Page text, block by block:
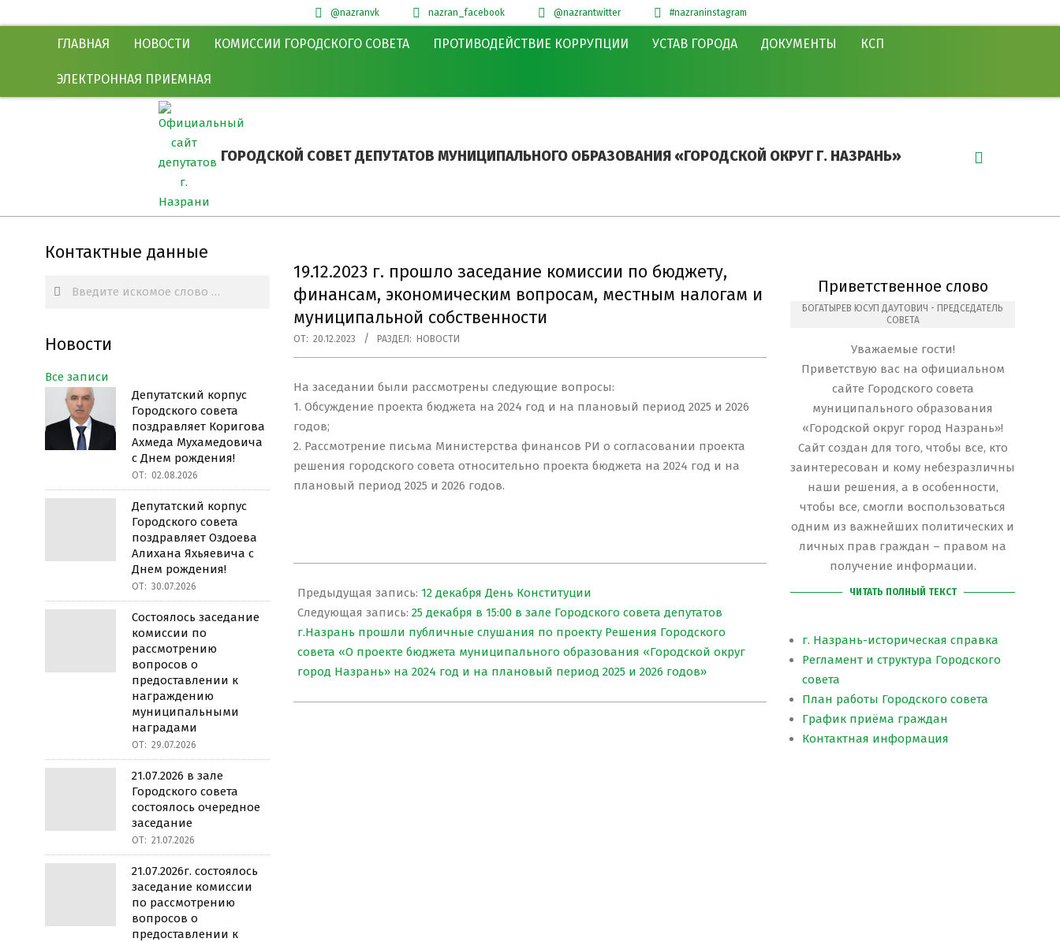
@nazranvk nazran_facebook @nazrantwitter #nazraninstagram
Menu
ГЛАВНАЯ НОВОСТИ КОМИССИИ ГОРОДСКОГО СОВЕТА ПРОТИВОДЕЙСТВИЕ КОРРУПЦИИ УСТАВ ГОРОДА ДОКУМЕНТЫ КСП
ЭЛЕКТРОННАЯ ПРИЕМНАЯ
ГОРОДСКОЙ СОВЕТ ДЕПУТАТОВ МУНИЦИПАЛЬНОГО ОБРАЗОВАНИЯ «ГОРОДСКОЙ ОКРУГ Г. НАЗРАНЬ»
19.12.2023 г. прошло заседание комиссии по бюджету,
финансам, экономическим вопросам, местным налогам и
муниципальной собственности
ОТ: 20.12.2023 РАЗДЕЛ: НОВОСТИ
На заседании были рассмотрены следующие вопросы:
1. Обсуждение проекта бюджета на 2024 год и на плановый период 2025 и 2026
годов;
2. Рассмотрение письма Министерства финансов РИ о согласовании проекта
решения городского совета относительно проекта бюджета на 2024 год и на
плановый период 2025 и 2026 годов.
12-
20
Предыдущая запись: 12 декабря День Конституции
Следующая запись: 25 декабря в 15:00 в зале Городского совета депутатов
г.Назрань прошли публичные слушания по проекту Решения Городского
совета «О проекте бюджета муниципального образования «Городской округ
город Назрань» на 2024 год и на плановый период 2025 и 2026 годов»
Контактные данные
Новости
Все записи
Депутатский корпус
Городского совета
поздравляет Коригова
Ахмеда Мухамедовича
с Днем рождения!
ОТ: 02.08.2026
Депутатский корпус
Городского совета
поздравляет Оздоева
Алихана Яхьяевича с
Днем рождения!
ОТ: 30.07.2026
Состоялось заседание
комиссии по
рассмотрению
вопросов о
предоставлении к
награждению
муниципальными
наградами
ОТ: 29.07.2026
21.07.2026 в зале
Городского совета
состоялось очередное
заседание
ОТ: 21.07.2026
21.07.2026г. состоялось
заседание комиссии
по рассмотрению
вопросов о
предоставлении к
Приветственное слово
БОГАТЫРЕВ ЮСУП ДАУТОВИЧ - ПРЕДСЕДАТЕЛЬ
СОВЕТА
Уважаемые гости!
Приветствую вас на официальном
сайте Городского совета
муниципального образования
«Городской округ город Назрань»!
Сайт создан для того, чтобы все, кто
заинтересован и кому небезразличны
наши решения, а в особенности,
чтобы все, смогли воспользоваться
одним из важнейших политических и
личных прав граждан – правом на
получение информации.
ЧИТАТЬ ПОЛНЫЙ ТЕКСТ
г. Назрань-историческая справка
Регламент и структура Городского
совета
План работы Городского совета
График приёма граждан
Контактная информация